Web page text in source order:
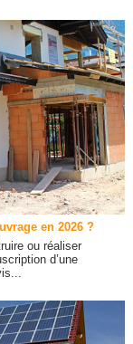
en 2026 ?
ou réaliser
d’une